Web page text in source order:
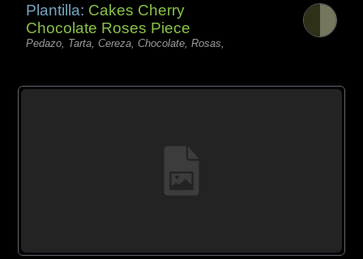
Plantilla: Cakes Cherry
Chocolate Roses Piece
Pedazo, Tarta, Cereza, Chocolate, Rosas,